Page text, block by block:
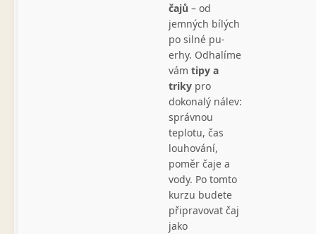
čajů – od
jemných bílých
po silné pu-
erhy. Odhalíme
vám tipy a
triky pro
dokonalý nálev:
správnou
teplotu, čas
louhování,
poměr čaje a
vody. Po tomto
kurzu budete
připravovat čaj
jako